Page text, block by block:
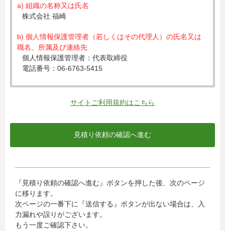
a) 組織の名称又は氏名
株式会社 福崎
b) 個人情報保護管理者（若しくはその代理人）の氏名又は
職名、所属及び連絡先
個人情報保護管理者：代表取締役
電話番号：06-6763-5415
c) 個人情報の利用目的
入力された個人情報は、お見積り依頼への対応のために利
d) 個人情報の第三者提供について
当社がお客様から収集した以下の個人情報等は、カード発
行会社が行う不正利用検知・防止のために、お客様が利用
されているカード発行会社へ提供させていただきます。(氏
名、電話番号、email アドレス、インターネット利用環境
に関する情報等)
サイトご利用規約はこちら
『見積り依頼の確認へ進む』ボタンを押した後、次のページ
に移ります。
次ページの一番下に『送信する』ボタンが出ない場合は、入
力漏れや誤りがございます。
もう一度ご確認下さい。